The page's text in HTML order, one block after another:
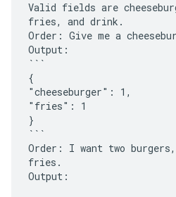
Valid fields are
fries, and drink.
Order: Give me a
Output:
```
{
"cheeseburger": 1,
"fries": 1
}
```
Order: I want two
fries.